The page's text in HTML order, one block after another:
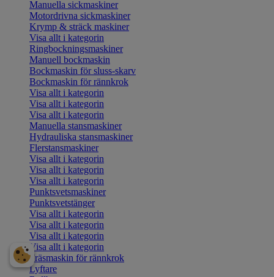
Manuella sickmaskiner
Motordrivna sickmaskiner
Krymp & sträck maskiner
Visa allt i kategorin
Ringbockningsmaskiner
Manuell bockmaskin
Bockmaskin för sluss-skarv
Bockmaskin för rännkrok
Visa allt i kategorin
Visa allt i kategorin
Visa allt i kategorin
Manuella stansmaskiner
Hydrauliska stansmaskiner
Flerstansmaskiner
Visa allt i kategorin
Visa allt i kategorin
Visa allt i kategorin
Punktsvetsmaskiner
Punktsvetstänger
Visa allt i kategorin
Visa allt i kategorin
Visa allt i kategorin
Visa allt i kategorin
Fräsmaskin för rännkrok
Lyftare